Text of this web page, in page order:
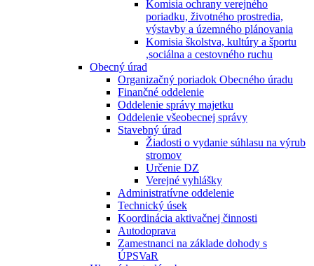
Komisia ochrany verejného
poriadku, životného prostredia,
výstavby a územného plánovania
Komisia školstva, kultúry a športu
,sociálna a cestovného ruchu
Obecný úrad
Organizačný poriadok Obecného úradu
Finančné oddelenie
Oddelenie správy majetku
Oddelenie všeobecnej správy
Stavebný úrad
Žiadosti o vydanie súhlasu na výrub
stromov
Určenie DZ
Verejné vyhlášky
Administratívne oddelenie
Technický úsek
Koordinácia aktivačnej činnosti
Autodoprava
Zamestnanci na základe dohody s
ÚPSVaR